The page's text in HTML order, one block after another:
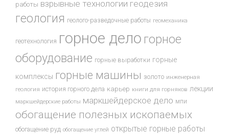
работы взрывные технологии геодезия
геология геолого-разведочные работы геомеханика
геотехнология горное дело горное
оборудование горные выработки горные
комплексы горные машины золото инженерная
геология история горного дела карьер книги для горняков лекции
маркшейдерские работы маркшейдерское дело мпи
обогащение полезных ископаемых
обогащение руд обогащение углей открытые горные работы